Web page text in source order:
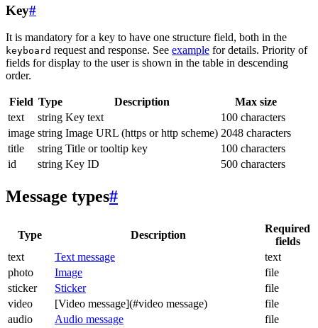
Key#
It is mandatory for a key to have one structure field, both in the
keyboard request and response. See example for details. Priority of
fields for display to the user is shown in the table in descending
order.
Field Type Description
Max size
text
string Key text
100 characters
image string Image URL (https or http scheme) 2048 characters
title
string Title or tooltip key
100 characters
id
string Key ID 500 characters
Message types#
Type Description
Required
fields
text
Text message
text
photo
Image
file
sticker
Sticker
file
video
[Video message](#video message)
file
audio
Audio message file